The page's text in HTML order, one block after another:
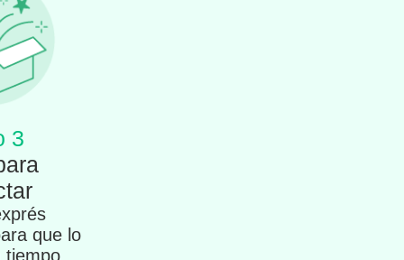
3
que lo
tiempo